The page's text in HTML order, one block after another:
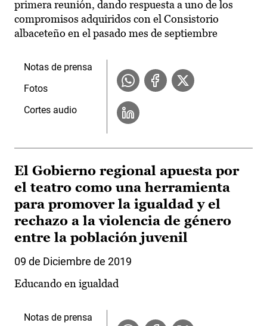
primera reunión, dando respuesta a uno de los
compromisos adquiridos con el Consistorio
albaceteño en el pasado mes de septiembre
Notas de prensa
Fotos
Cortes audio
El Gobierno regional apuesta por
el teatro como una herramienta
para promover la igualdad y el
rechazo a la violencia de género
entre la población juvenil
09 de Diciembre de 2019
Educando en igualdad
Notas de prensa